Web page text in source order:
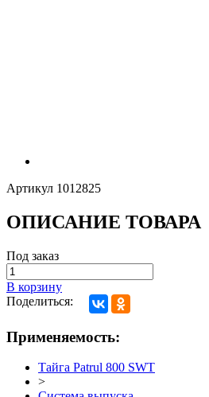
Артикул 1012825
ОПИСАНИЕ ТОВАРА
Под заказ
В корзину
Поделиться:
Применяемость:
Тайга Patrul 800 SWT
>